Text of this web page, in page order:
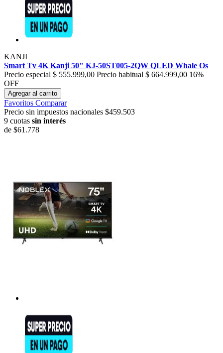
KANJI
Smart Tv 4K Kanji 50" KJ-50ST005-2QW QLED Whale Os
Precio especial $ 555.999,00 Precio habitual $ 664.999,00 16%
OFF
Agregar al carrito
Favoritos Comparar
Precio sin impuestos nacionales $459.503
9 cuotas sin interés
de $61.778